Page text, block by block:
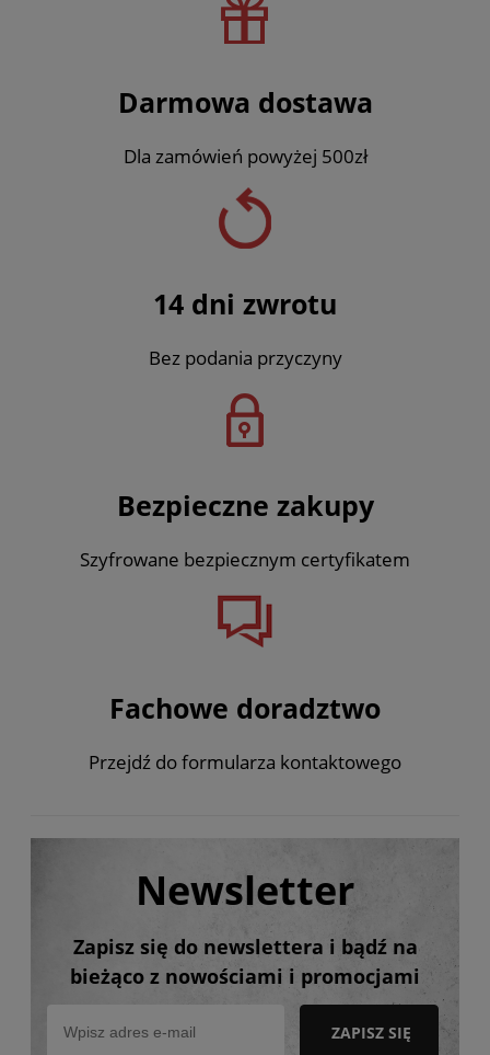
Darmowa dostawa
Dla zamówień powyżej 500zł
14 dni zwrotu
Bez podania przyczyny
Bezpieczne zakupy
Szyfrowane bezpiecznym certyfikatem
Fachowe doradztwo
Przejdź do formularza kontaktowego
Newsletter
Zapisz się do newslettera i bądź na
bieżąco z nowościami i promocjami
ZAPISZ SIĘ